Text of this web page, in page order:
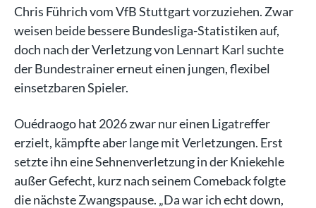
Chris Führich vom VfB Stuttgart vorzuziehen. Zwar
weisen beide bessere Bundesliga-Statistiken auf,
doch nach der Verletzung von Lennart Karl suchte
der Bundestrainer erneut einen jungen, flexibel
einsetzbaren Spieler.
Ouédraogo hat 2026 zwar nur einen Ligatreffer
erzielt, kämpfte aber lange mit Verletzungen. Erst
setzte ihn eine Sehnenverletzung in der Kniekehle
außer Gefecht, kurz nach seinem Comeback folgte
die nächste Zwangspause. „Da war ich echt down,